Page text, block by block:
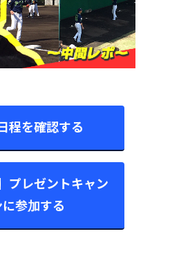
程を確認する
プレゼントキャン
参加する